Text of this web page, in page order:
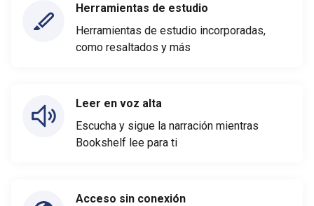
Herramientas de estudio
Herramientas de estudio incorporadas,
como resaltados y más
Leer en voz alta
Escucha y sigue la narración mientras
Bookshelf lee para ti
Acceso sin conexión